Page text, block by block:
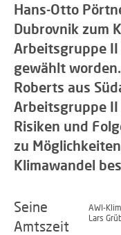
Hans-Otto
Dubrovnik zum
Arbeitsgruppe II
gewählt
Roberts aus
Arbeitsgruppe II
Risiken und
zu
Klimawandel
AWI-
Lars
Seine
Amtszeit